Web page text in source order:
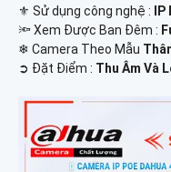
⚜️ Sử dụng công nghệ : IP
🔦 Xem Được Ban Đêm :
❄ Camera Theo Mẫu
️➲ Đặt Điểm : Thu Âm Và